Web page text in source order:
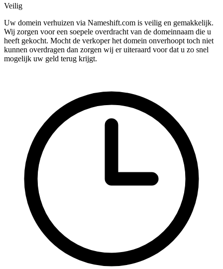
Veilig
Uw domein verhuizen via Nameshift.com is veilig en gemakkelijk.
Wij zorgen voor een soepele overdracht van de domeinnaam die u
heeft gekocht. Mocht de verkoper het domein onverhoopt toch niet
kunnen overdragen dan zorgen wij er uiteraard voor dat u zo snel
mogelijk uw geld terug krijgt.